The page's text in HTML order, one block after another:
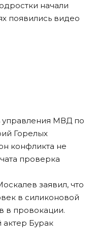
начали
появились видео
управления МВД по
Горелых
конфликта не
проверка
заявил, что
в силиконовой
в провокации.
актер Бурак